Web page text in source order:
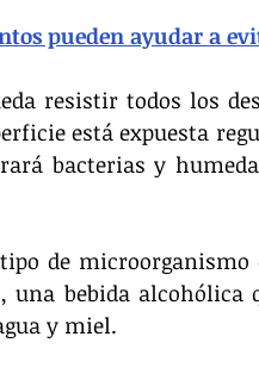
pueden ayudar a
resistir todos los
está expuesta
bacterias y
de microorganismo
una bebida alcohólica
y miel.